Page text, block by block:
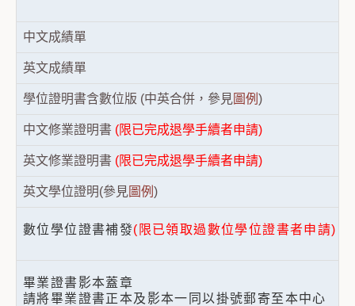
中文成績單
英文成績單
學位證明書含數位版 (中英合併，參見圖例 )
中文修業證明書 (限已完成退學手續者申請)
英文修業證明書 (限已完成退學手續者申請)
英文學位證明(參見圖例 )
數位學位證書補發(限已領取過數位學位證書者申請)
畢業證書影本蓋章
請將畢業證書正本及影本一同以掛號郵寄至本中心